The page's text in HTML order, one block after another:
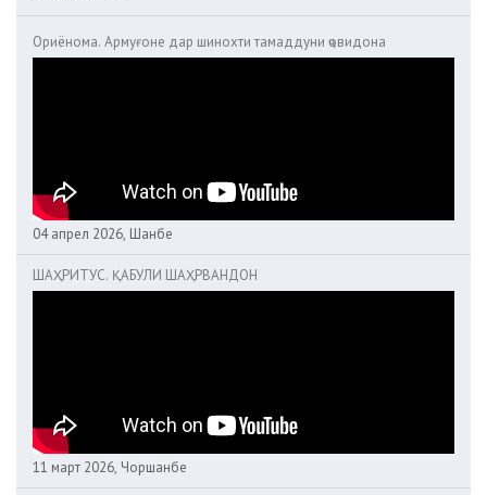
Ориёнома. Армуғоне дар шинохти тамаддуни ҷовидона
04 апрел 2026, Шанбе
ШАҲРИТУС. ҚАБУЛИ ШАҲРВАНДОН
11 март 2026, Чоршанбе